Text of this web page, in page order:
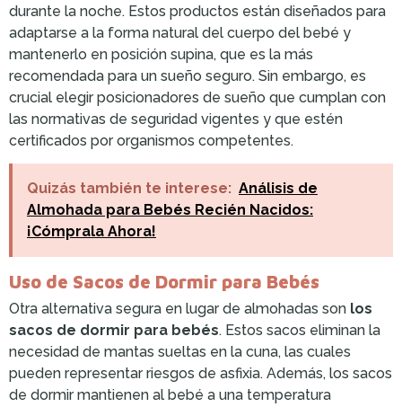
durante la noche. Estos productos están diseñados para
adaptarse a la forma natural del cuerpo del bebé y
mantenerlo en posición supina, que es la más
recomendada para un sueño seguro. Sin embargo, es
crucial elegir posicionadores de sueño que cumplan con
las normativas de seguridad vigentes y que estén
certificados por organismos competentes.
Quizás también te interese: Análisis de
Almohada para Bebés Recién Nacidos:
¡Cómprala Ahora!
Uso de Sacos de Dormir para Bebés
Otra alternativa segura en lugar de almohadas son los
sacos de dormir para bebés. Estos sacos eliminan la
necesidad de mantas sueltas en la cuna, las cuales
pueden representar riesgos de asfixia. Además, los sacos
de dormir mantienen al bebé a una temperatura